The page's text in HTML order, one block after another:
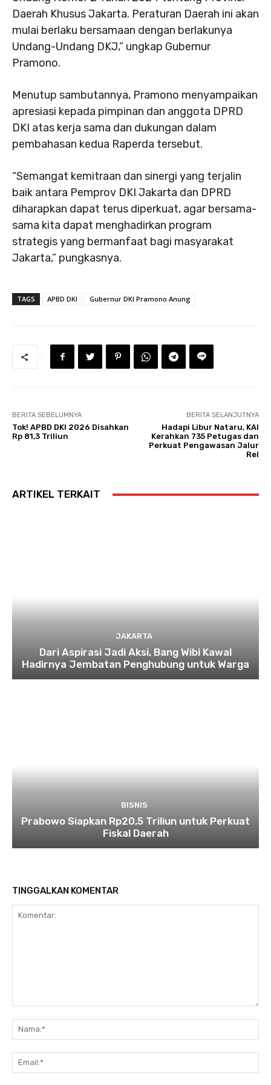
Daerah Khusus Jakarta. Peraturan Daerah ini akan
mulai berlaku bersamaan dengan berlakunya
Undang-Undang DKJ,” ungkap Gubernur
Pramono.
Menutup sambutannya, Pramono menyampaikan
apresiasi kepada pimpinan dan anggota DPRD
DKI atas kerja sama dan dukungan dalam
pembahasan kedua Raperda tersebut.
“Semangat kemitraan dan sinergi yang terjalin
baik antara Pemprov DKI Jakarta dan DPRD
diharapkan dapat terus diperkuat, agar bersama-
sama kita dapat menghadirkan program
strategis yang bermanfaat bagi masyarakat
Jakarta,” pungkasnya.
TAGS APBD DKI Gubernur DKI Pramono Anung
BERITA SEBELUMNYA
Tok! APBD DKI 2026 Disahkan
Rp 81,3 Triliun
BERITA SELANJUTNYA
Hadapi Libur Nataru, KAI
Kerahkan 735 Petugas dan
Perkuat Pengawasan Jalur
Rel
ARTIKEL TERKAIT
JAKARTA
Dari Aspirasi Jadi Aksi, Bang Wibi Kawal
Hadirnya Jembatan Penghubung untuk Warga
BISNIS
Prabowo Siapkan Rp20,5 Triliun untuk Perkuat
Fiskal Daerah
TINGGALKAN KOMENTAR